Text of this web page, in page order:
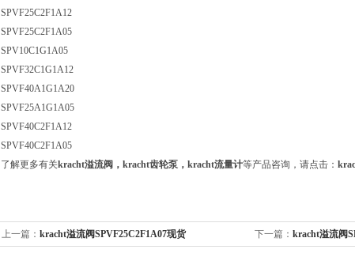
SPVF25C2F1A12
SPVF25C2F1A05
SPV10C1G1A05
SPVF32C1G1A12
SPVF40A1G1A20
SPVF25A1G1A05
SPVF40C2F1A12
SPVF40C2F1A05
了解更多有关kracht溢流阀，kracht齿轮泵，kracht流量计等产品咨询，请点击：
上一篇： kracht溢流阀SPVF25C2F1A07现货 下一篇： kracht溢流阀